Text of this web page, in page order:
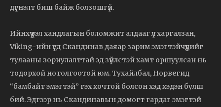
дүгнэлт биш байж болзошгүй.
Ийнхүү үзэл хандлагын боломжит алдааг үл харгалзан,
Viking-ийн үед Скандинав даяар зарим эмэгтэйчүүдийг
тулааны зориулалттай эд зүйлстэй хамт оршуулсан нь
тодорхой нотолгоотой юм. Тухайлбал, Норвегид
“бамбайт эмэгтэй” гэх хочтой болсон хэд хэдэн булш
бий. Эдгээр нь Скандинавын домогт гардаг эмэгтэй